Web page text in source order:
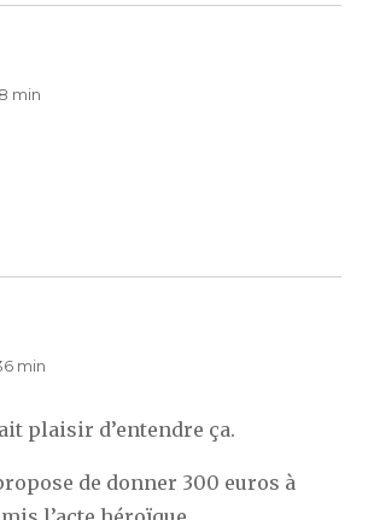
min
min
plaisir d’entendre ça.
de donner 300 euros à